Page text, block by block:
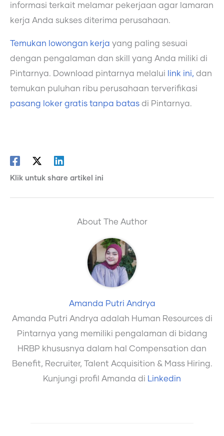
informasi terkait melamar pekerjaan agar lamaran
kerja Anda sukses diterima perusahaan.
Temukan lowongan kerja yang paling sesuai
dengan pengalaman dan skill yang Anda miliki di
Pintarnya. Download pintarnya melalui
link ini, dan
temukan puluhan ribu perusahaan terverifikasi
pasang loker gratis tanpa batas di Pintarnya.
Klik untuk share artikel ini
About The Author
Amanda Putri Andrya
Amanda Putri Andrya adalah Human Resources di
Pintarnya yang memiliki pengalaman di bidang
HRBP khususnya dalam hal Compensation dan
Benefit, Recruiter, Talent Acquisition & Mass Hiring.
Kunjungi profil Amanda di Linkedin